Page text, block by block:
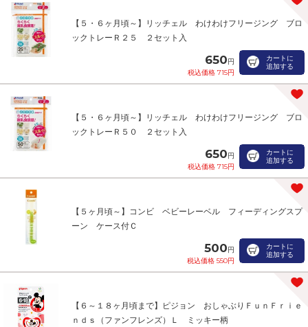
【５・６ヶ月頃～】リッチェル わけわけフリージング ブロ
ックトレーＲ２５ ２セット入
650円
税込価格 715円
カートに
追加する
【５・６ヶ月頃～】リッチェル わけわけフリージング ブロ
ックトレーＲ５０ ２セット入
650円
税込価格 715円
カートに
追加する
【５ヶ月頃～】コンビ ベビーレーベル フィーディングスプ
ーン ケース付Ｃ
500円
税込価格 550円
カートに
追加する
【６～１８ヶ月頃まで】ピジョン おしゃぶりＦｕｎＦｒｉｅ
ｎｄｓ（ファンフレンズ）Ｌ ミッキー柄